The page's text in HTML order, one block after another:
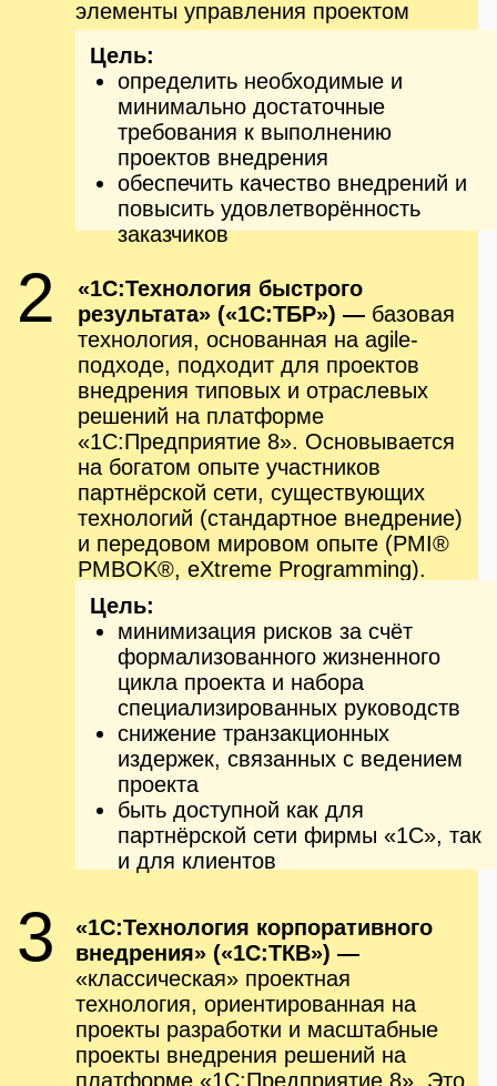
Цель:
формализованного жизненного
цикла проекта и набора
специализированных руководств
снижение транзакционных
издержек, связанных с ведением
проекта
быть доступной как для
партнёрской сети фирмы «1С», так
и для клиентов
«1С:Технология корпоративного
внедрения» («1С:ТКВ») —
«классическая» проектная
технология, ориентированная на
проекты разработки и масштабные
проекты внедрения решений на
платформе «1С:Предприятие 8». Это
свод знаний по организации работ
проекта (содержания проекта), и
процессов управления проектом.
3
Цель:
определение общих подходов
участников партнёрской сети к
выполнению проектов создания и
систем
повышения эффективности
организации и управления
проектами
обеспечение качества внедрений
и повышение удовлетворённости
Заказчиков
Узнать подробнее
Оптимизация процесса производства
Организация эффективной работы в
едином информационном пространстве
1С:ERP Управление предприятием
2 для Казахстана
Корпоративные продукты 1С